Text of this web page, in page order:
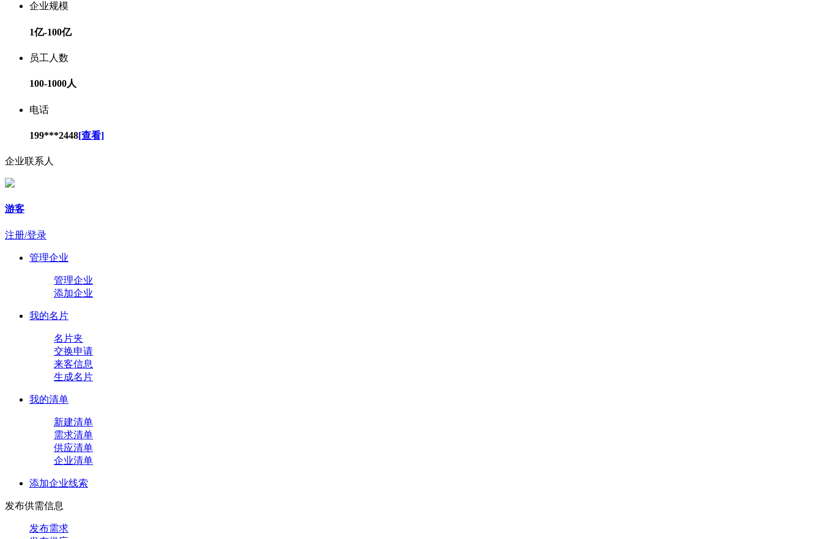
企业规模
1亿-100亿
员工人数
100-1000人
电话
199***2448[查看]
企业联系人
游客
注册/登录
管理企业
管理企业
添加企业
我的名片
名片夹
交换申请
来客信息
生成名片
我的清单
新建清单
需求清单
供应清单
企业清单
添加企业线索
发布供需信息
发布需求